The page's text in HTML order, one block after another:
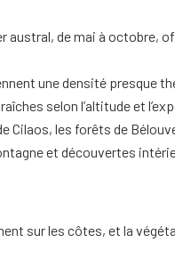
austral, de mai à octobre,
une densité presque
selon l’altitude et
Cilaos, les forêts de
et découvertes
sur les côtes, et la